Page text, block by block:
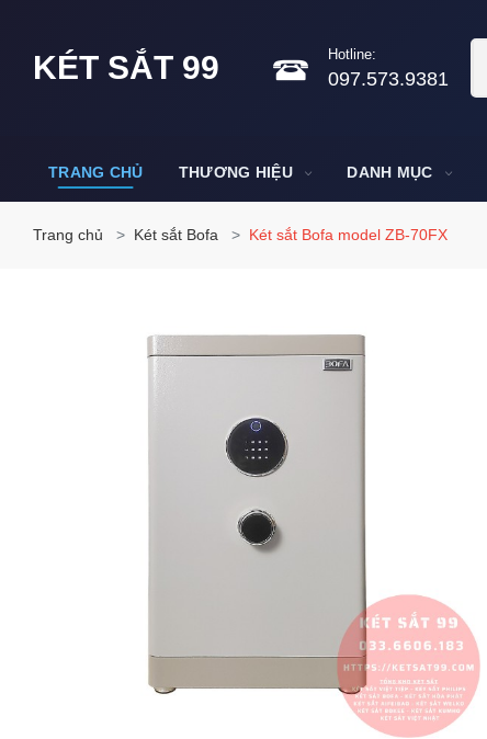
KÉT SẮT 99 Hotline:
097.573.9381
TRANG CHỦ THƯƠNG HIỆU DANH MỤC
Trang chủ Két sắt Bofa Két sắt Bofa model ZB-70FX